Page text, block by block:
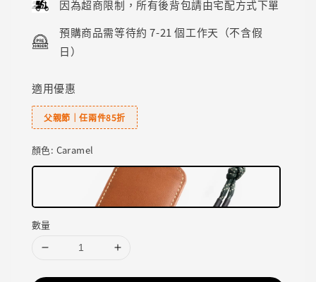
因為超商限制，所有後背包請由宅配方式下單
預購商品需等待約 7-21 個工作天（不含假
日）
適用優惠
父親節｜任兩件85折
顏色: Caramel
數量